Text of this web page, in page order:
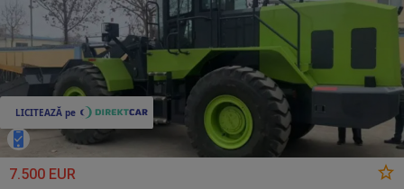
7.500 EUR